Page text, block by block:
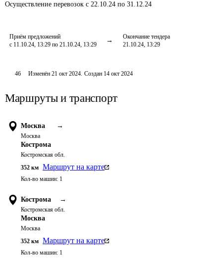
Осуществление перевозок с 22.10.24 по 31.12.24
Приём предложений
с 11.10.24, 13:29 по 21.10.24, 13:29
Окончание тендера
21.10.24, 13:29
46 Изменён21 окт 2024. Создан 14 окт 2024
Маршруты и транспорт
Москва →
Москва
Кострома
Костромская обл.
352 км Маршрут на карте
Кол-во машин: 1
Кострома →
Костромская обл.
Москва
Москва
352 км Маршрут на карте
Кол-во машин: 1